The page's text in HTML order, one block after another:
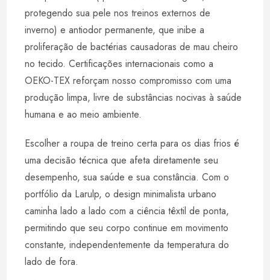
protegendo sua pele nos treinos externos de
inverno) e antiodor permanente, que inibe a
proliferação de bactérias causadoras de mau cheiro
no tecido. Certificações internacionais como a
OEKO-TEX reforçam nosso compromisso com uma
produção limpa, livre de substâncias nocivas à saúde
humana e ao meio ambiente.
Escolher a roupa de treino certa para os dias frios é
uma decisão técnica que afeta diretamente seu
desempenho, sua saúde e sua constância. Com o
portfólio da Larulp, o design minimalista urbano
caminha lado a lado com a ciência têxtil de ponta,
permitindo que seu corpo continue em movimento
constante, independentemente da temperatura do
lado de fora.